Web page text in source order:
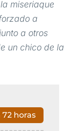
miseriaque
a
a otros
un chico de la
horas